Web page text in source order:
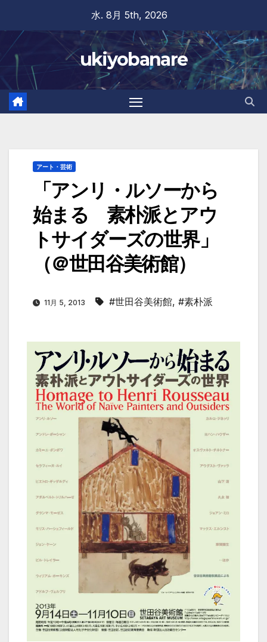
content
水. 8月 5th, 2026
ukiyobanare
アート・芸術
「アンリ・ルソーから
始まる 素朴派とアウ
トサイダーズの世界」
（＠世田谷美術館）
11月 5, 2013 #世田谷美術館, #素朴派